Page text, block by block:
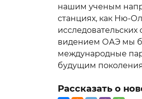
нашим ученым
станциях, как Ню-
видением ОАЭ мы
международные
будущим
Рассказать о